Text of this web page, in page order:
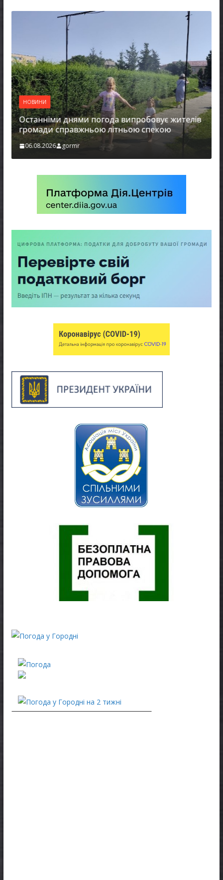
НОВИНИ
Останніми днями погода випробовує жителів
громади справжньою літньою спекою
06.08.2026 gormr